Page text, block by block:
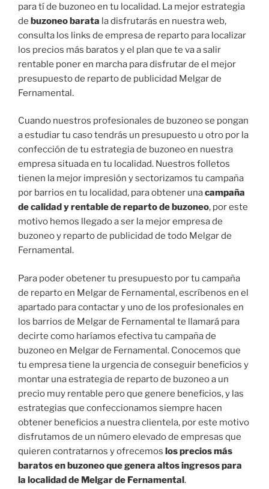
para tí de buzoneo en tu localidad. La mejor estrategia
de buzoneo barata la disfrutarás en nuestra web,
consulta los links de empresa de reparto para localizar
los precios más baratos y el plan que te va a salir
rentable poner en marcha para disfrutar de el mejor
presupuesto de reparto de publicidad Melgar de
Fernamental.
Cuando nuestros profesionales de buzoneo se pongan
a estudiar tu caso tendrás un presupuesto u otro por la
confección de tu estrategia de buzoneo en nuestra
empresa situada en tu localidad. Nuestros folletos
tienen la mejor impresión y sectorizamos tu campaña
por barrios en tu localidad, para obtener unacampaña
de calidad y rentable de reparto de buzoneo, por este
motivo hemos llegado a ser la mejor empresa de
buzoneo y reparto de publicidad de todo Melgar de
Fernamental.
Para poder obetener tu presupuesto por tu campaña
de reparto en Melgar de Fernamental, escríbenos en el
apartado para contactar y uno de los profesionales en
los barrios de Melgar de Fernamental te llamará para
decirte como haríamos efectiva tu campaña de
buzoneo en Melgar de Fernamental. Conocemos que
tu empresa tiene la urgencia de conseguir beneficios y
montar una estrategia de reparto de buzoneo a un
precio muy rentable pero que genere beneficios, y las
estrategias que confeccionamos siempre hacen
obtener beneficios a nuestra clientela, por este motivo
disfrutamos de un número elevado de empresas que
quieren contratarnos y ofrecemos los precios más
baratos en buzoneo que genera altos ingresos para
la localidad de Melgar de Fernamental.